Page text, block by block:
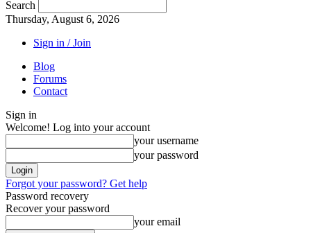
Search
Thursday, August 6, 2026
Sign in / Join
Blog
Forums
Contact
Sign in
Welcome! Log into your account
your username
your password
Forgot your password? Get help
Password recovery
Recover your password
your email